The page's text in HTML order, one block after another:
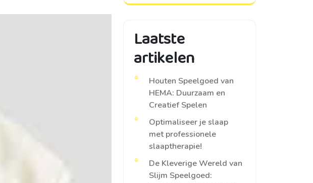
Laatste
artikelen
Houten Speelgoed van
HEMA: Duurzaam en
Creatief Spelen
Optimaliseer je slaap
met professionele
slaaptherapie!
De Kleverige Wereld van
Slijm Speelgoed: